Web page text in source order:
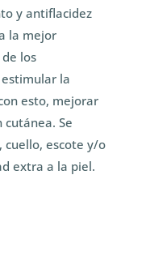
y antiflacidez
la mejor
los
la
esto, mejorar
Se
cuello, escote y/o
extra a la piel.